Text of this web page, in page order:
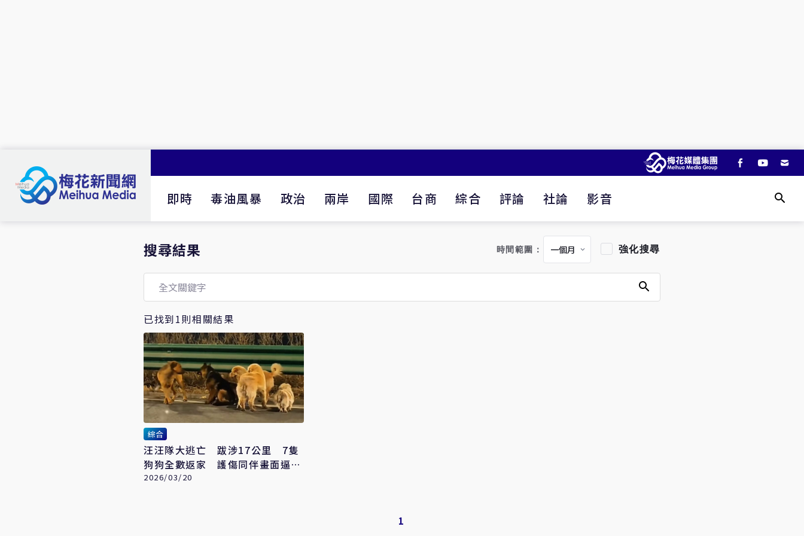
即時 毒油風暴 政治 兩岸 國際 台商 綜合 評論 社論 影音
搜尋結果 時間範圍： 強化搜尋
已找到1則相關結果
綜合
汪汪隊大逃亡 跋涉17公里 7隻
狗狗全數返家 護傷同伴畫面逼哭
網友
2026/03/20
1